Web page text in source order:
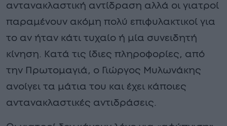
αντανακλαστική αντίδραση αλλά οι γιατροί
παραμένουν ακόμη πολύ επιφυλακτικοί για
το αν ήταν κάτι τυχαίο ή μία συνειδητή
κίνηση. Κατά τις ίδιες πληροφορίες, από
την Πρωτομαγιά, ο Γιώργος Μυλωνάκης
ανοίγει τα μάτια του και έχει κάποιες
αντανακλαστικές αντιδράσεις.